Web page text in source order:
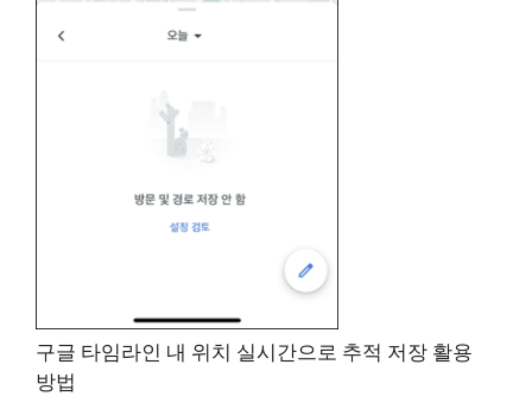
구글 타임라인 내 위치 실시간으로 추적 저장 활용
방법